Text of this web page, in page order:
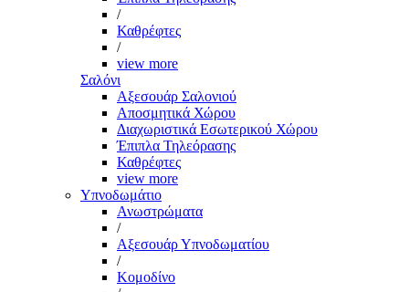
/
Καθρέφτες
/
view more
Σαλόνι
Αξεσουάρ Σαλονιού
Αποσμητικά Χώρου
Διαχωριστικά Εσωτερικού Χώρου
Έπιπλα Τηλεόρασης
Καθρέφτες
view more
Υπνοδωμάτιο
Ανωστρώματα
/
Αξεσουάρ Υπνοδωματίου
/
Κομοδίνο